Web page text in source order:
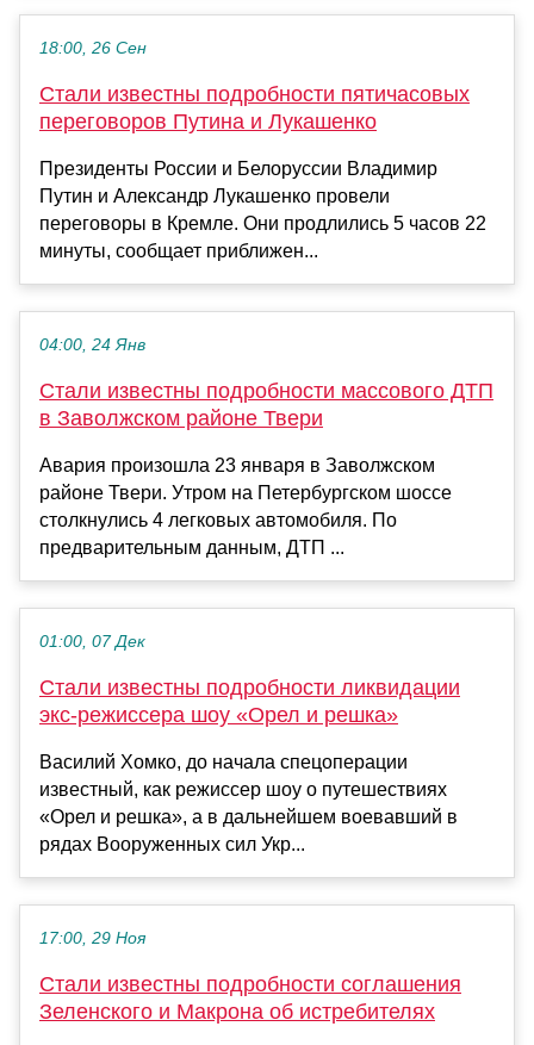
18:00, 26 Сен
Стали известны подробности пятичасовых
переговоров Путина и Лукашенко
Президенты России и Белоруссии Владимир
Путин и Александр Лукашенко провели
переговоры в Кремле. Они продлились 5 часов 22
минуты, сообщает приближен...
04:00, 24 Янв
Стали известны подробности массового ДТП
в Заволжском районе Твери
Авария произошла 23 января в Заволжском
районе Твери. Утром на Петербургском шоссе
столкнулись 4 легковых автомобиля. По
предварительным данным, ДТП ...
01:00, 07 Дек
Стали известны подробности ликвидации
экс-режиссера шоу «Орел и решка»
Василий Хомко, до начала спецоперации
известный, как режиссер шоу о путешествиях
«Орел и решка», а в дальнейшем воевавший в
рядах Вооруженных сил Укр...
17:00, 29 Ноя
Стали известны подробности соглашения
Зеленского и Макрона об истребителях